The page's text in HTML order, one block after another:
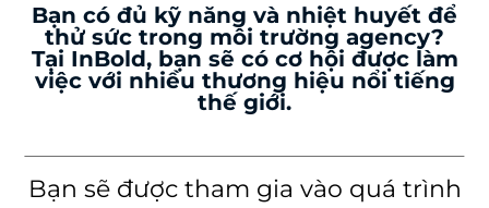
Bạn có đủ kỹ năng và nhiệt huyết để
thử sức trong môi trường agency?
Tại InBold, bạn sẽ có cơ hội được làm
việc với nhiều thương hiệu nổi tiếng
thế giới.
Bạn sẽ được tham gia vào quá trình